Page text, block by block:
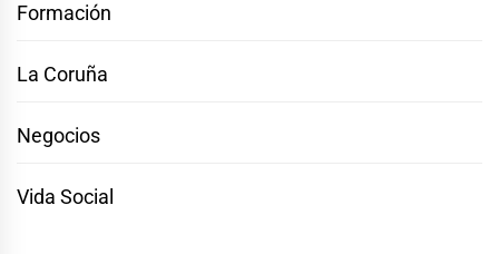
Formación
La Coruña
Negocios
Vida Social